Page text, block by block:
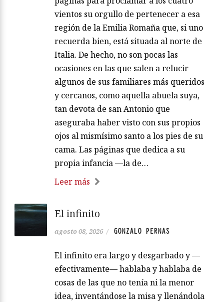
vientos su orgullo de pertenecer a esa
región de la Emilia Romaña que, si uno
recuerda bien, está situada al norte de
Italia. De hecho, no son pocas las
ocasiones en las que salen a relucir
algunos de sus familiares más queridos
y cercanos, como aquella abuela suya,
tan devota de san Antonio que
aseguraba haber visto con sus propios
ojos al mismísimo santo a los pies de su
cama. Las páginas que dedica a su
propia infancia —la de…
Leer más
El infinito
agosto 08, 2026 / GONZALO PERNAS
El infinito era largo y desgarbado y —
efectivamente— hablaba y hablaba de
cosas de las que no tenía ni la menor
idea, inventándose la misa y llenándola